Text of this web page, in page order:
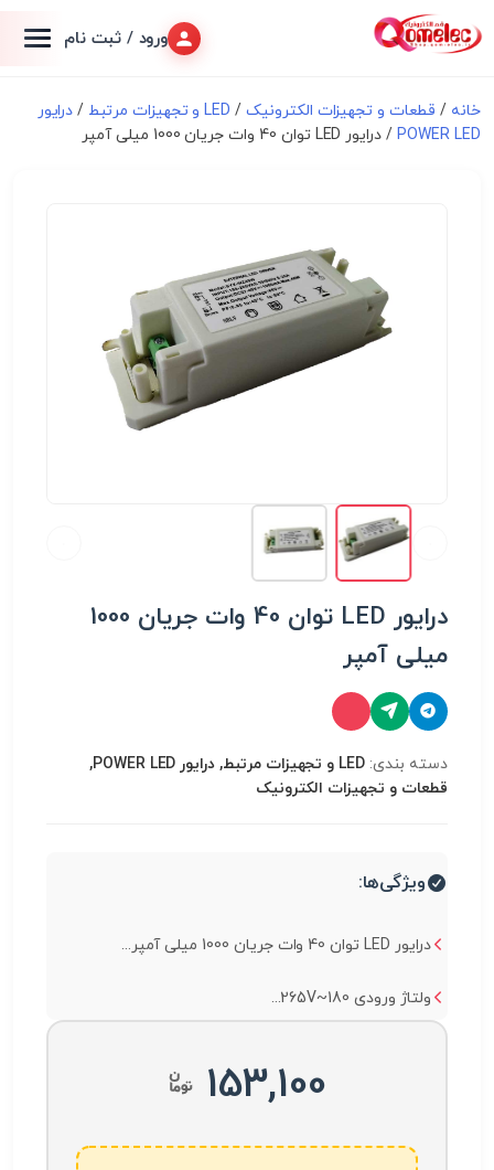
ورود / ثبت نام
خانه / قطعات و تجهیزات الکترونیک/ LED و تجهیزات مرتبط / درایور
POWER LED / درایور LED توان 40 وات جریان 1000 میلی آمپر
درایور LED توان 40 وات جریان 1000
میلی آمپر
دسته بندی:
LED و تجهیزات مرتبط, درایور POWER LED,
قطعات و تجهیزات الکترونیک
ویژگی‌ها:
درایور LED توان 40 وات جریان 1000 میلی آمپر...
ولتاژ ورودی 180~265V...
153,100